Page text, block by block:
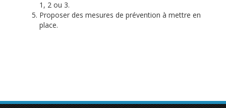
1, 2 ou 3.
Proposer des mesures de prévention à mettre en
place.